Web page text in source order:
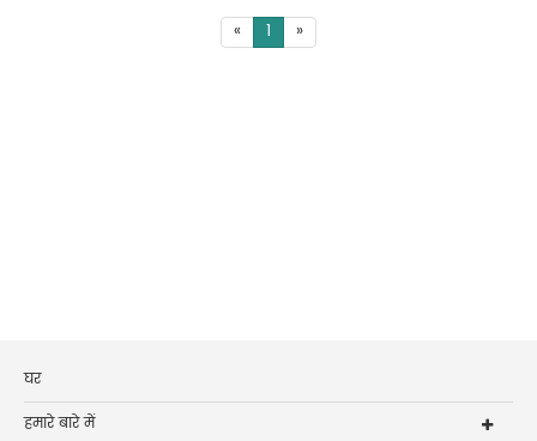
« 1 »
घर
हमारे बारे में